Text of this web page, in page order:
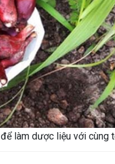
làm dược liệu với cùng